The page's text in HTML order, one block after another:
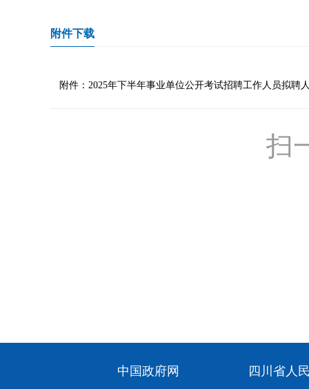
附件下载
附件：2025年下半年事业单位公开考试招聘工作人员拟聘
扫
中国政府网 四川省人